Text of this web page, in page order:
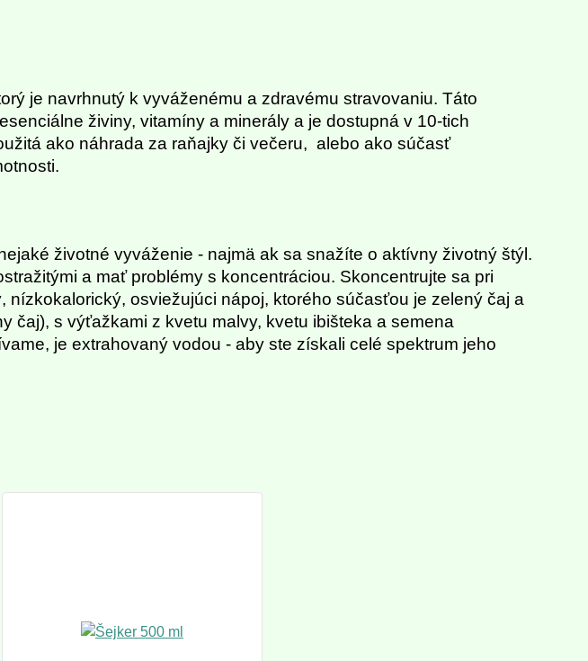
je navrhnutý k vyváženému a zdravému stravovaniu. Táto
živiny, vitamíny a minerály a je dostupná v 10-tich
ako náhrada za raňajky či večeru, alebo ako súčasť
životné vyváženie - najmä ak sa snažíte o aktívny životný štýl.
a mať problémy s koncentráciou. Skoncentrujte sa pri
nízkokalorický, osviežujúci nápoj, ktorého súčasťou je zelený čaj a
čaj), s výťažkami z kvetu malvy, kvetu ibišteka a semena
je extrahovaný vodou - aby ste získali celé spektrum jeho